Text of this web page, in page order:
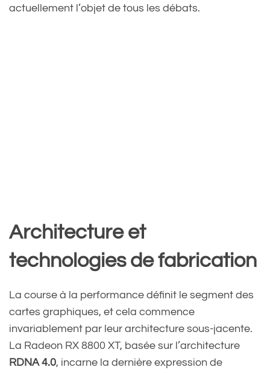
actuellement l’objet de tous les débats.
Architecture et
technologies de fabrication
La course à la performance définit le segment des
cartes graphiques, et cela commence
invariablement par leur architecture sous-jacente.
La Radeon RX 8800 XT, basée sur l’architecture
RDNA 4.0, incarne la dernière expression de